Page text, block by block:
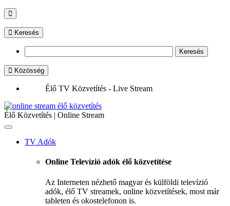
Keresés
Közösség
Élő TV Közvetítés - Live Stream
Élő Közvetítés | Online Stream
Toggle
navigationTV Adók
Online Televízió adók élő közvetítése
Az Interneten nézhető magyar és külföldi televízió
adók, élő TV streamek, online közvetítések, most már
tableten és okostelefonon is.